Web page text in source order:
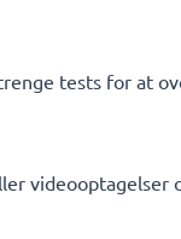
tests for at